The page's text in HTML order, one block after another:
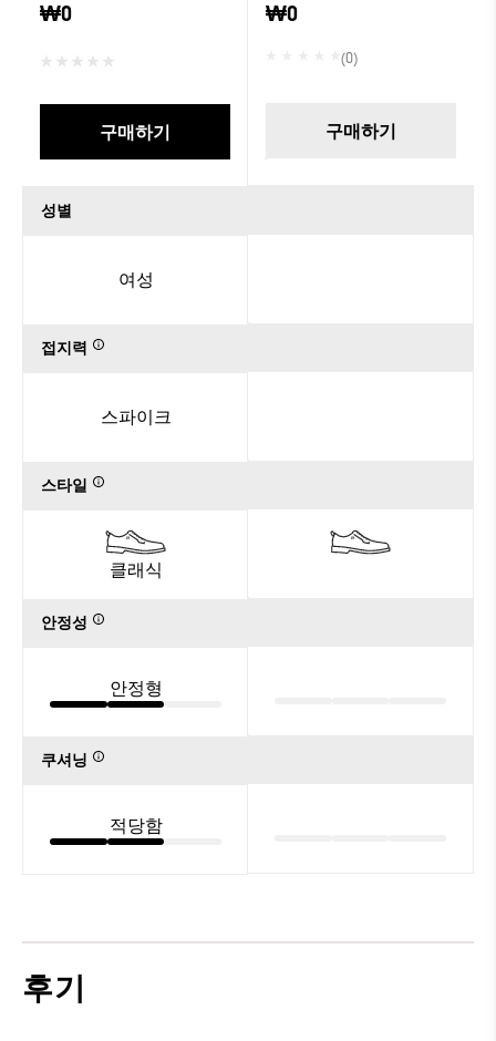
₩0
구매하기
성별
여성
접지력
스파이크
스타일
클래식
안정성
안정형
쿠셔닝
적당함
₩0
(0)
구매하기
후기